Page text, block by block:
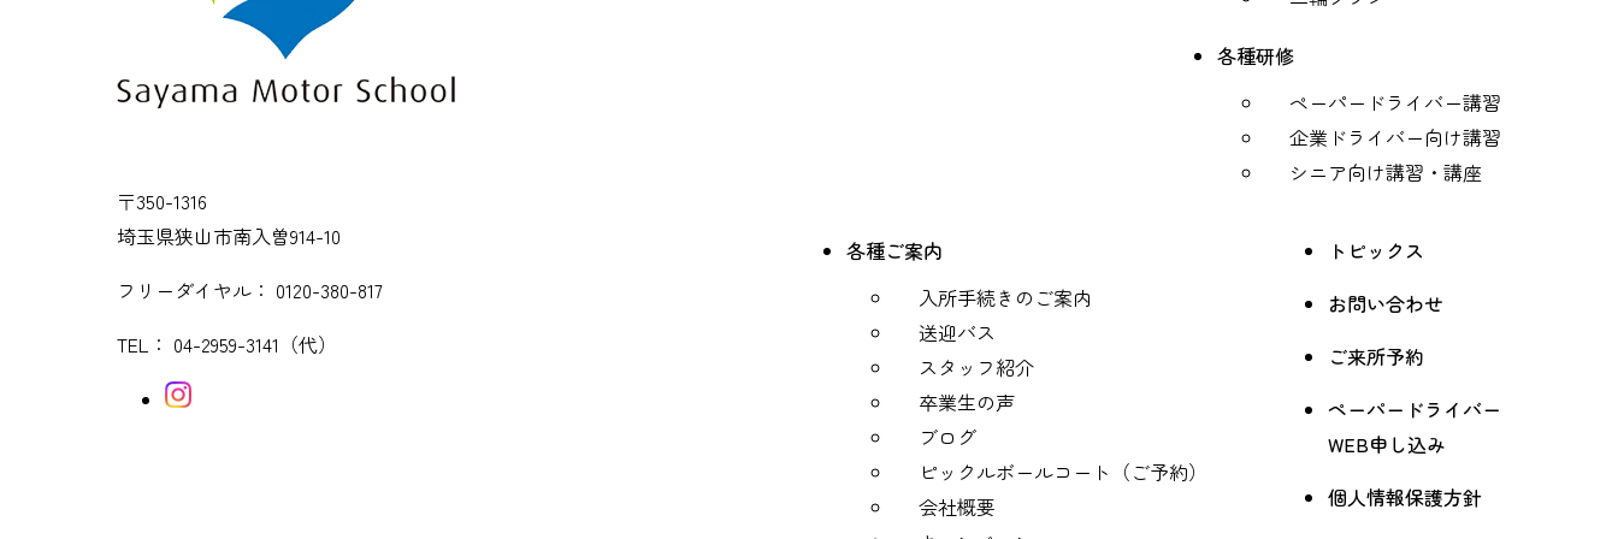
〒350-1316
埼玉県狭山市南入曽914-10
フリーダイヤル： 0120-380-817
TEL： 04-2959-3141 （代）
各種研修
ペーパードライバー講習
企業ドライバー向け講習
シニア向け講習・講座
各種ご案内
入所手続きのご案内
送迎バス
スタッフ紹介
卒業生の声
ブログ
ピックルボールコート（ご予約）
会社概要
トピックス
お問い合わせ
ご来所予約
ペーパードライバー
WEB申し込み
個人情報保護方針